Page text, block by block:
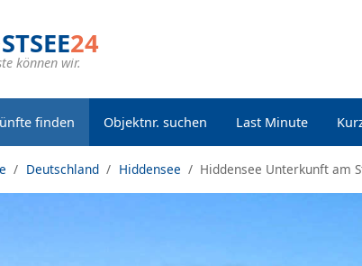
24
können wir.
finden Objektnr. suchen Last Minute
Deutschland Hiddensee Hiddensee Unterkunft am